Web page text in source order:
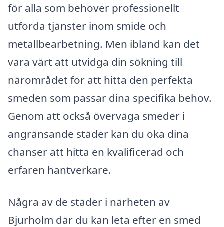
för alla som behöver professionellt
utförda tjänster inom smide och
metallbearbetning. Men ibland kan det
vara värt att utvidga din sökning till
närområdet för att hitta den perfekta
smeden som passar dina specifika behov.
Genom att också överväga smeder i
angränsande städer kan du öka dina
chanser att hitta en kvalificerad och
erfaren hantverkare.
Några av de städer i närheten av
Bjurholm där du kan leta efter en smed